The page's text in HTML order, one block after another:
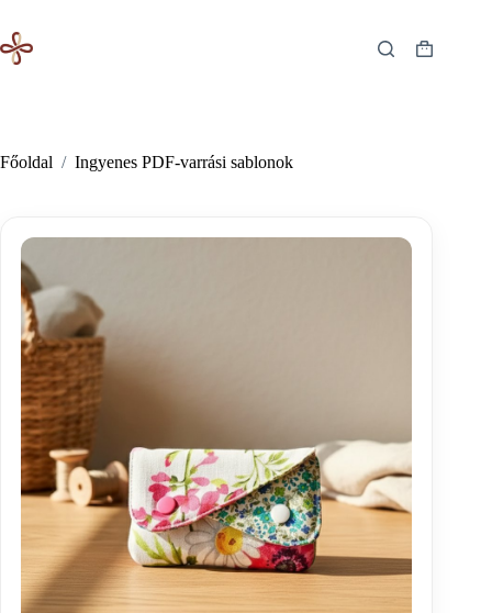
content
Shopping
Főoldal / Ingyenes PDF-varrási sablonok